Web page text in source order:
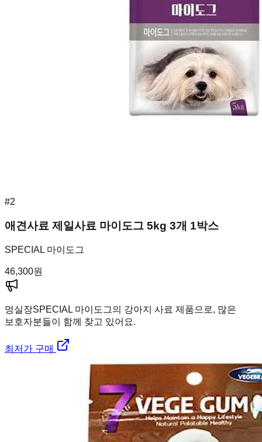
#2
애견사료 제일사료 마이도그 5kg 3개 1박스
SPECIAL 마이도그
46,300원
멍실장SPECIAL 마이도그의 강아지 사료 제품으로, 많은
보호자분들이 함께 찾고 있어요.
최저가 구매